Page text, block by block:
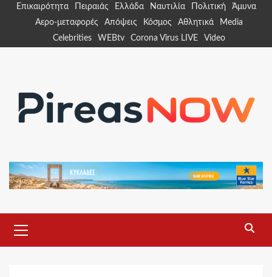
Επικαιρότητα Πειραιάς Ελλάδα Ναυτιλία Πολιτική
Άμυνα
Αερο-μεταφορές
Απόψεις Κόσμος Αθλητικά
Media
Celebrities
WEBtv Corona Virus LIVE Video
Menu